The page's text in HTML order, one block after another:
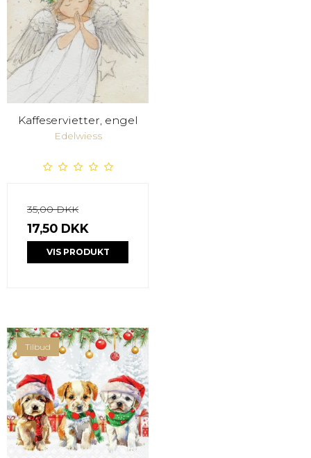
Kaffeservietter, engel
Edelwiess
35,00 DKK
17,50 DKK
VIS PRODUKT
Tilbud